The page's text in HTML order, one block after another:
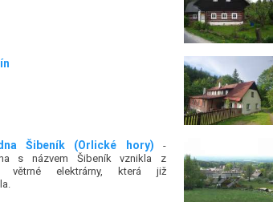
Šibeník (Orlické hory) -
s názvem Šibeník vznikla z
větrné elektrárny, která již